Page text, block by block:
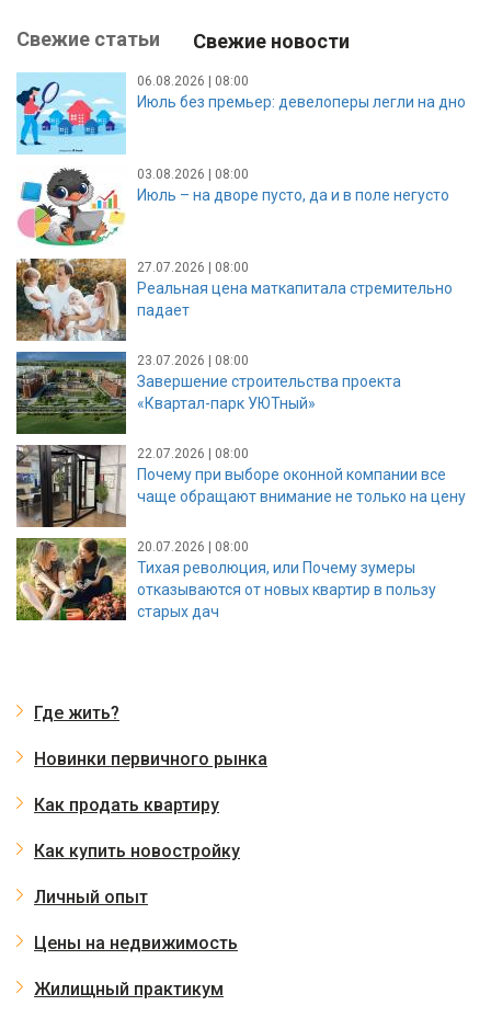
Свежие статьи Свежие новости
06.08.2026 | 08:00
Июль без премьер: девелоперы легли на дно
03.08.2026 | 08:00
Июль – на дворе пусто, да и в поле негусто
27.07.2026 | 08:00
Реальная цена маткапитала стремительно
падает
23.07.2026 | 08:00
Завершение строительства проекта
«Квартал-парк УЮТный»
22.07.2026 | 08:00
Почему при выборе оконной компании все
чаще обращают внимание не только на цену
20.07.2026 | 08:00
Тихая революция, или Почему зумеры
отказываются от новых квартир в пользу
старых дач
Где жить?
Новинки первичного рынка
Как продать квартиру
Как купить новостройку
Личный опыт
Цены на недвижимость
Жилищный практикум